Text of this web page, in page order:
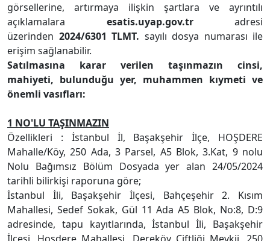
görsellerine, artırmaya ilişkin şartlara ve ayrıntılı
açıklamalara esatis.uyap.gov.tradresi
üzerinden 2024/6301 TLMT. sayılı dosya numarası ile
erişim sağlanabilir.
Satılmasına karar verilen taşınmazın cinsi,
mahiyeti, bulunduğu yer, muhammen kıymeti ve
önemli vasıfları:
1 NO'LU TAŞINMAZIN
Özellikleri : İstanbul İl, Başakşehir İlçe, HOŞDERE
Mahalle/Köy, 250 Ada, 3 Parsel, A5 Blok, 3.Kat, 9 nolu
Nolu Bağımsız Bölüm Dosyada yer alan 24/05/2024
tarihli bilirkişi raporuna göre;
İstanbul İli, Başakşehir İlçesi, Bahçeşehir 2. Kısım
Mahallesi, Sedef Sokak, Gül 11 Ada A5 Blok, No:8, D:9
adresinde, tapu kayıtlarında, İstanbul İli, Başakşehir